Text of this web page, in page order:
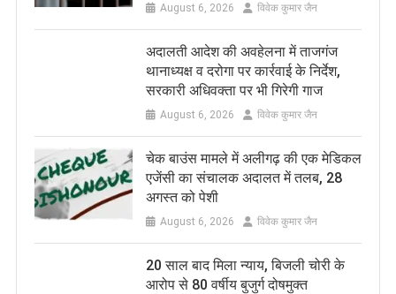
August 6, 2026 विवेक कुमार जैन
अदालती आदेश की अवहेलना में ताजगंज
थानाध्यक्ष व दरोगा पर कार्रवाई के निर्देश,
सरकारी अधिवक्ता पर भी गिरेगी गाज
August 6, 2026 विवेक कुमार जैन
चेक बाउंस मामले में अलीगढ़ की एक मेडिकल
एजेंसी का संचालक अदालत में तलब, 28
अगस्त को पेशी
August 6, 2026 विवेक कुमार जैन
20 साल बाद मिला न्याय, बिजली चोरी के
आरोप से 80 वर्षीय बुजुर्ग दोषमुक्त